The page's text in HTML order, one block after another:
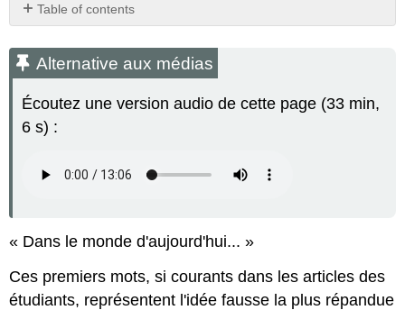
Table of contents
aux
médias
\PageIndex1
\PageIndex1
Exercice
Exercice
Alternative aux médias
Écoutez une version audio de cette page (33 min,
6 s) :
« Dans le monde d'aujourd'hui... »
Ces premiers mots, si courants dans les articles des
étudiants, représentent l'idée fausse la plus répandue